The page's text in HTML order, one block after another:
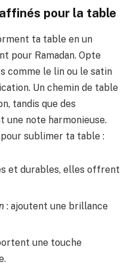
pour la table
ta table en un
pour Ramadan. Opte
comme le lin ou le satin
Un chemin de table
tandis que des
une note harmonieuse.
sublimer ta table :
et durables, elles offrent
: ajoutent une brillance
une touche